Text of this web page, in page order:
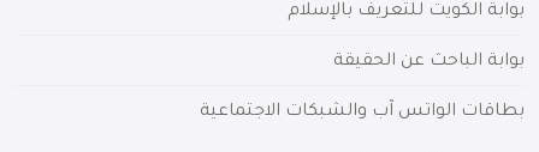
بوابة الكويت للتعريف بالإسلام
بوابة الباحث عن الحقيقة
بطاقات الواتس آب والشبكات الاجتماعية